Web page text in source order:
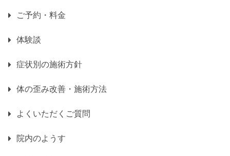
ご予約・料金
体験談
症状別の施術方針
体の歪み改善・施術方法
よくいただくご質問
院内のようす